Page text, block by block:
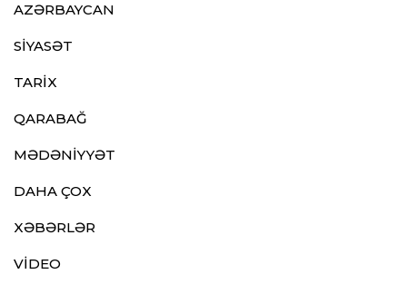
AZƏRBAYCAN
SİYASƏT
TARİX
QARABAĞ
MƏDƏNİYYƏT
DAHA ÇOX
XƏBƏRLƏR
VİDEO